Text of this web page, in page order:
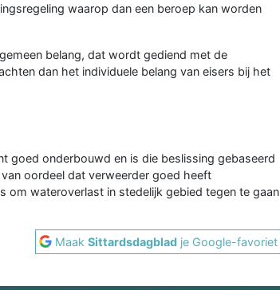
waarop dan een beroep kan worden
belang, dat wordt gediend met de
dan het individuele belang van eisers bij het
goed onderbouwd en is die beslissing gebaseerd
oordeel dat verweerder goed heeft
om wateroverlast in stedelijk gebied tegen te gaan
MaakSittardsdagblad je Google-favoriet